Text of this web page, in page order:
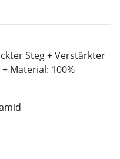
Steg + Verstärkter
Material: 100%